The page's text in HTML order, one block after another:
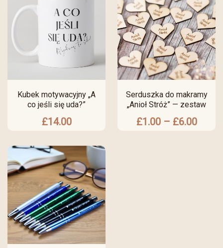
Kubek motywacyjny „A
co jeśli się uda?”
£14.00
Serduszka do makramy
„Anioł Stróż” — zestaw
£1.00 – £6.00